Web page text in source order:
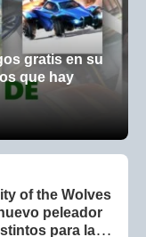
gratis en su
que hay
of the Wolves
peleador
para la